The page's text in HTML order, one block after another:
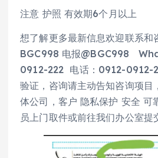
注意 护照 有效期6个月以上
想了解更多最新信息欢迎联系和
BGC998 电报@BGC998
0912-222 电话：0912-0912-
验证，咨询请主动告知咨询项
体公司，客户 隐私保护 安全 可
员上门取件或前往我们办公室提